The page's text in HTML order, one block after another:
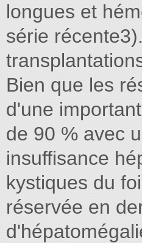
longues et
série
Bien que les
d'une
de 90 % avec
insuffisance
kystiques du
réservée en